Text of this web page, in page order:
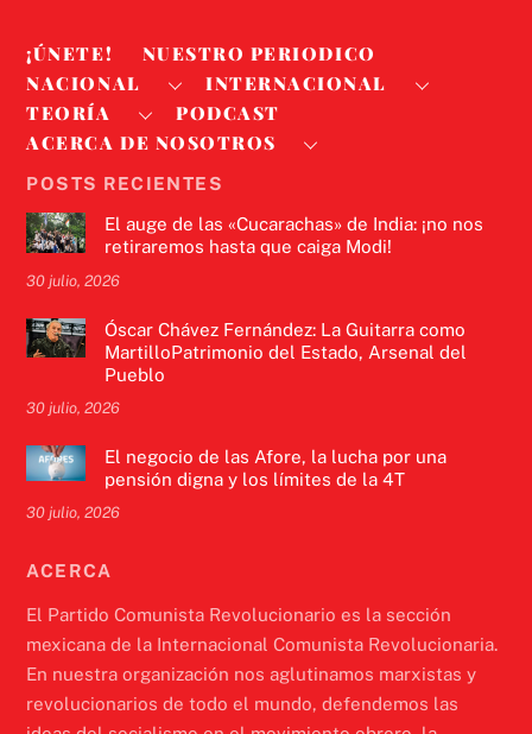
¡ÚNETE!
NUESTRO PERIODICO
NACIONAL
INTERNACIONAL
TEORÍA
PODCAST
ACERCA DE NOSOTROS
POSTS RECIENTES
El auge de las «Cucarachas» de India: ¡no nos
retiraremos hasta que caiga Modi!
30 julio, 2026
Óscar Chávez Fernández: La Guitarra como
MartilloPatrimonio del Estado, Arsenal del
Pueblo
30 julio, 2026
El negocio de las Afore, la lucha por una
pensión digna y los límites de la 4T
30 julio, 2026
ACERCA
El Partido Comunista Revolucionario es la sección
mexicana de la Internacional Comunista Revolucionaria.
En nuestra organización nos aglutinamos marxistas y
revolucionarios de todo el mundo, defendemos las